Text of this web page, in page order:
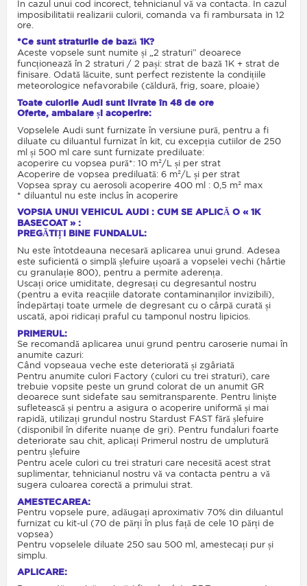
În cazul unui cod incorect, tehnicianul vă va contacta. In cazul
imposibilitatii realizarii culorii, comanda va fi rambursata in 12
ore.
*Ce sunt straturile de bază 1K?
Aceste vopsele sunt numite și „2 straturi” deoarece
funcționează în 2 straturi / 2 pași: strat de bază 1K + strat de
finisare. Odată lăcuite, sunt perfect rezistente la condițiile
meteorologice nefavorabile (căldură, frig, soare, ploaie)
Toate culorile Audi sunt livrate în 48 de ore
Oferte, ambalare și acoperire:
Vopselele Audi sunt furnizate în versiune pură, pentru a fi
diluate cu diluantul furnizat în kit, cu excepția cutiilor de 250
ml și 500 ml care sunt furnizate prediluate:
acoperire cu vopsea pură*: 10 m²/L și per strat
Acoperire de vopsea prediluată: 6 m²/L și per strat
Vopsea spray cu aerosoli acoperire 400 ml : 0,5 m² max
* diluantul nu este inclus în acoperire
VOPSIA UNUI VEHICUL AUDI : CUM SE APLICĂ O « 1K
BASECOAT » :
PREGĂTIȚI BINE FUNDALUL:
Nu este întotdeauna necesară aplicarea unui grund. Adesea
este suficientă o simplă șlefuire ușoară a vopselei vechi (hârtie
cu granulație 800), pentru a permite aderența.
Uscați orice umiditate, degresați cu degresantul nostru
(pentru a evita reacțiile datorate contaminanților invizibili),
îndepărtați toate urmele de degresant cu o cârpă curată și
uscată, apoi ridicați praful cu tamponul nostru lipicios.
PRIMERUL:
Se recomandă aplicarea unui grund pentru caroserie numai în
anumite cazuri:
Când vopseaua veche este deteriorată și zgâriată
Pentru anumite culori Factory (culori cu trei straturi), care
trebuie vopsite peste un grund colorat de un anumit GR
deoarece sunt sidefate sau semitransparente. Pentru liniște
sufletească și pentru a asigura o acoperire uniformă și mai
rapidă, utilizați grundul nostru Stardust FAST fără șlefuire
(disponibil în diferite nuanțe de gri). Pentru fundaluri foarte
deteriorate sau chit, aplicați Primerul nostru de umplutură
pentru șlefuire
Pentru acele culori cu trei straturi care necesită acest strat
suplimentar, tehnicianul nostru vă va contacta pentru a vă
sugera culoarea corectă a primului strat.
AMESTECAREA:
Pentru vopsele pure, adăugați aproximativ 70% din diluantul
furnizat cu kit-ul (70 de părți în plus față de cele 10 părți de
vopsea)
Pentru vopselele diluate 250 sau 500 ml, amestecați pur și
simplu.
APLICARE: